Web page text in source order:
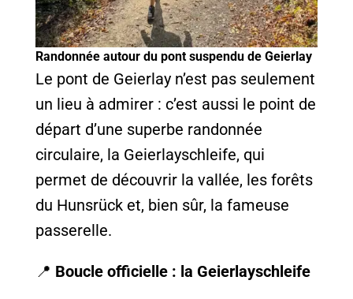
Randonnée autour du pont suspendu de Geierlay
Le pont de Geierlay n’est pas seulement
un lieu à admirer : c’est aussi le point de
départ d’une superbe randonnée
circulaire, la Geierlayschleife, qui
permet de découvrir la vallée, les forêts
du Hunsrück et, bien sûr, la fameuse
passerelle.
📍 Boucle officielle : la Geierlayschleife